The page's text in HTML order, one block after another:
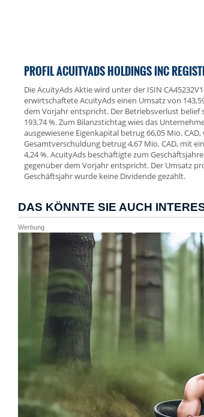
PROFIL ACUITYADS HOLDINGS INC
Die AcuityAds Aktie wird unter der ISIN
erwirtschaftete AcuityAds einen Umsatz von
dem Vorjahr entspricht. Der Betriebsverlust belief
193,74 %. Zum Bilanzstichtag wies das
ausgewiesene Eigenkapital betrug 66,05 Mio.
Gesamtverschuldung betrug 4,67 Mio. CAD, mit
4,24 %. AcuityAds beschäftigte zum
gegenüber dem Vorjahr entspricht. Der Umsatz
Geschäftsjahr wurde keine Dividende gezahlt.